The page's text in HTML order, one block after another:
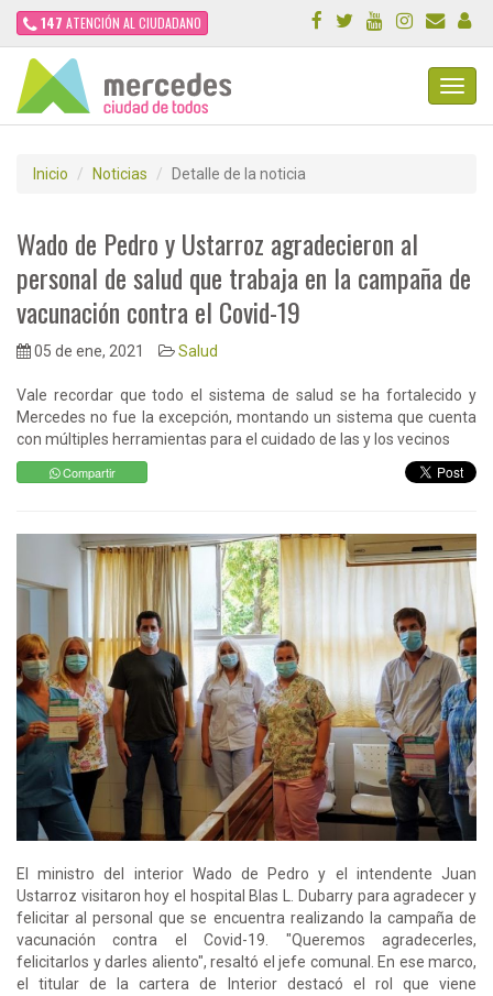
147 ATENCIÓN AL CIUDADANO
Inicio Noticias Detalle de la noticia
Wado de Pedro y Ustarroz agradecieron al
personal de salud que trabaja en la campaña de
vacunación contra el Covid-19
05 de ene, 2021 Salud
Vale recordar que todo el sistema de salud se ha fortalecido y
Mercedes no fue la excepción, montando un sistema que cuenta
con múltiples herramientas para el cuidado de las y los vecinos
Compartir
El ministro del interior Wado de Pedro y el intendente Juan
Ustarroz visitaron hoy el hospital Blas L. Dubarry para agradecer y
felicitar al personal que se encuentra realizando la campaña de
vacunación contra el Covid-19. "Queremos agradecerles,
felicitarlos y darles aliento", resaltó el jefe comunal. En ese marco,
el titular de la cartera de Interior destacó el rol que viene